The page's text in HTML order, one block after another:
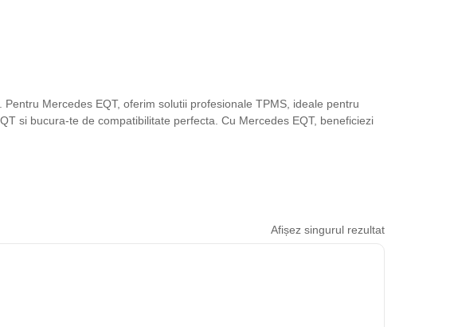
Mercedes EQT, oferim solutii profesionale TPMS, ideale pentru
si bucura-te de compatibilitate perfecta. Cu Mercedes EQT, beneficiezi
Afișez singurul rezultat